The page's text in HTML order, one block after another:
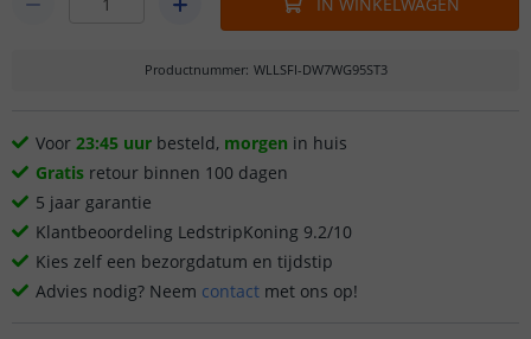
Productnummer: WLLSFI-DW7WG95ST3
Voor 23:45 uur besteld, morgen in huis
Gratis retour binnen 100 dagen
5 jaar garantie
Klantbeoordeling LedstripKoning 9.2/10
Kies zelf een bezorgdatum en tijdstip
Advies nodig? Neem contact met ons op!